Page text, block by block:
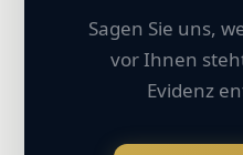
Sagen Sie uns,
vor Ihnen
Evidenz